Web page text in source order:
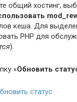
общий хостинг,
кеша. Для
PHP для
).
«Обновить